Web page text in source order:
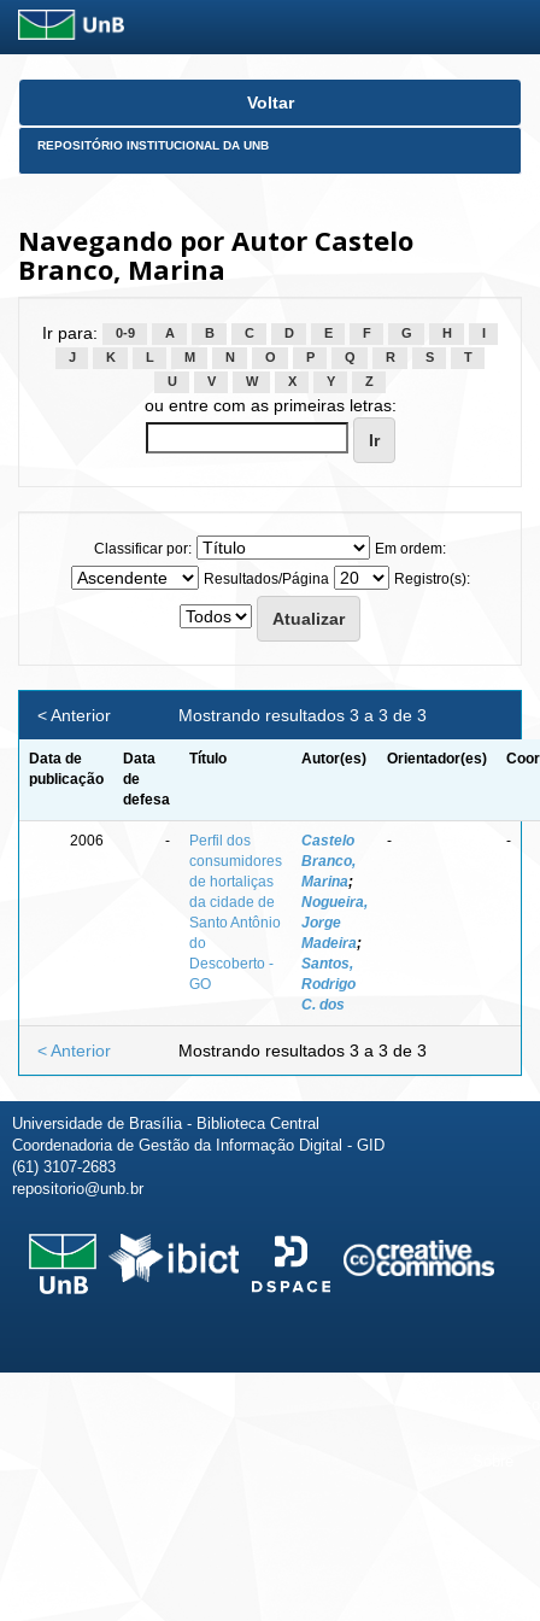
Skip
Voltar
REPOSITÓRIO INSTITUCIONAL DA UNB
Navegando por Autor Castelo
Branco, Marina
Ir para: 0-9 A B C D E F G H
J
K L M N O P Q R S
T
U
V W X Y Z
ou entre com as primeiras letras:
Classificar por:
Em ordem:
Resultados/Página
Registro(s):
Mostrando resultados 3 a 3 de 3
< Anterior
Data de
publicação
Data
de
defesa
Título Autor(es) Orientador(es)
2006 -
Perfil dos
consumidores
de hortaliças
da cidade de
Santo Antônio
do
Descoberto -
GO
Castelo
Branco,
Marina;
Nogueira,
Jorge
Madeira;
Santos,
Rodrigo
C. dos
- -
Mostrando resultados 3 a 3 de 3
< Anterior
Universidade de Brasília - Biblioteca Central
Coordenadoria de Gestão da Informação Digital - GID
(61) 3107-2683
repositorio@unb.br